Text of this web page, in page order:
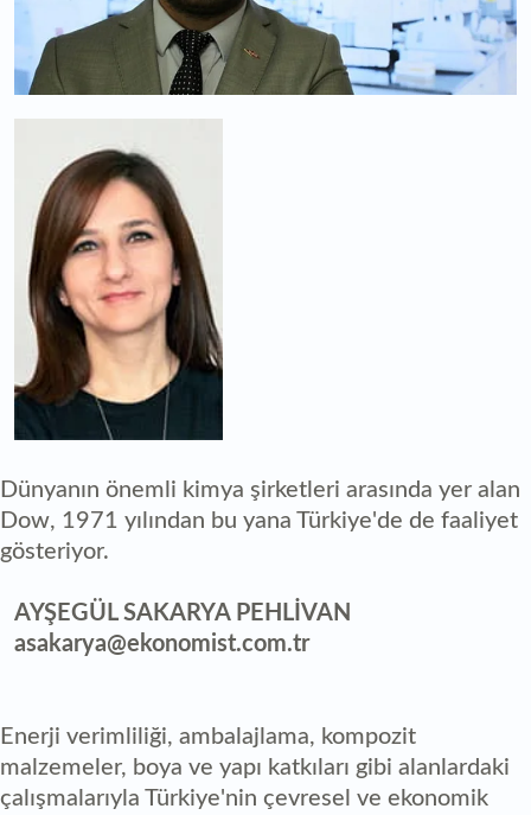
Dünyanın önemli kimya şirketleri arasında yer alan
Dow, 1971 yılından bu yana Türkiye'de de faaliyet
gösteriyor.
AYŞEGÜL SAKARYA PEHLİVAN
asakarya@ekonomist.com.tr
Enerji verimliliği, ambalajlama, kompozit
malzemeler, boya ve yapı katkıları gibi alanlardaki
çalışmalarıyla Türkiye'nin çevresel ve ekonomik